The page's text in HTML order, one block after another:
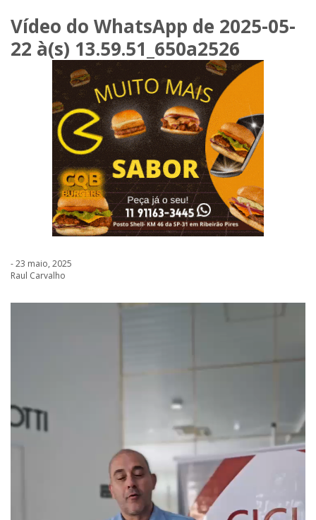
Vídeo do WhatsApp de 2025-05-
22 à(s) 13.59.51_650a2526
- 23 maio, 2025
Raul Carvalho